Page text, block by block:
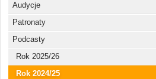
Audycje
Patronaty
Podcasty
Rok 2025/26
Rok 2024/25